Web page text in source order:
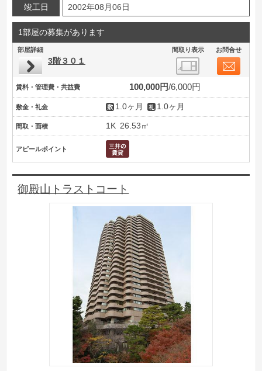
竣工日 2002年08月06日
1部屋の募集があります
部屋詳細 間取り表示 お問合せ
3階３０１
賃料・管理費・共益費 100,000円 6,000円
敷金・礼金 1.0ヶ月 1.0ヶ月
間取・面積 1K 26.53㎡
アピールポイント
御殿山トラストコート